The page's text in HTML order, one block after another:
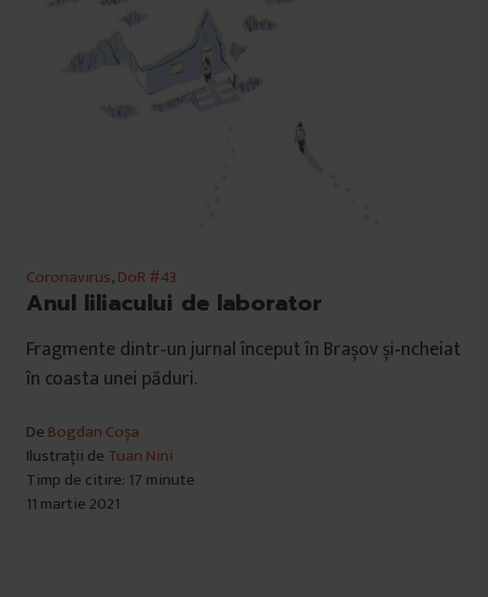
Coronavirus,DoR #43
Anul liliacului de laborator
Fragmente dintr‐un jurnal început în Brașov și‐ncheiat
în coasta unei păduri.
De Bogdan Coșa
Ilustrații de Tuan Nini
Timp de citire: 17 minute
11 martie 2021